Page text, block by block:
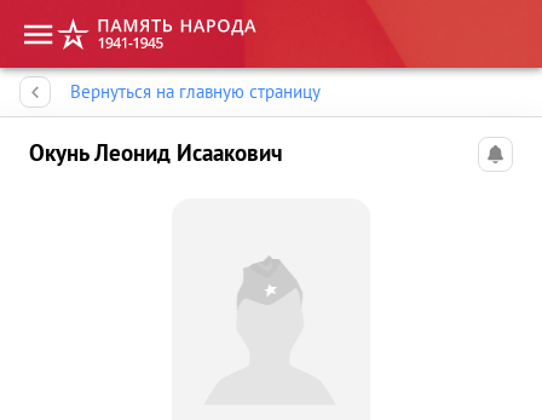
Вернуться на главную страницу
Окунь Леонид Исаакович
Память народа